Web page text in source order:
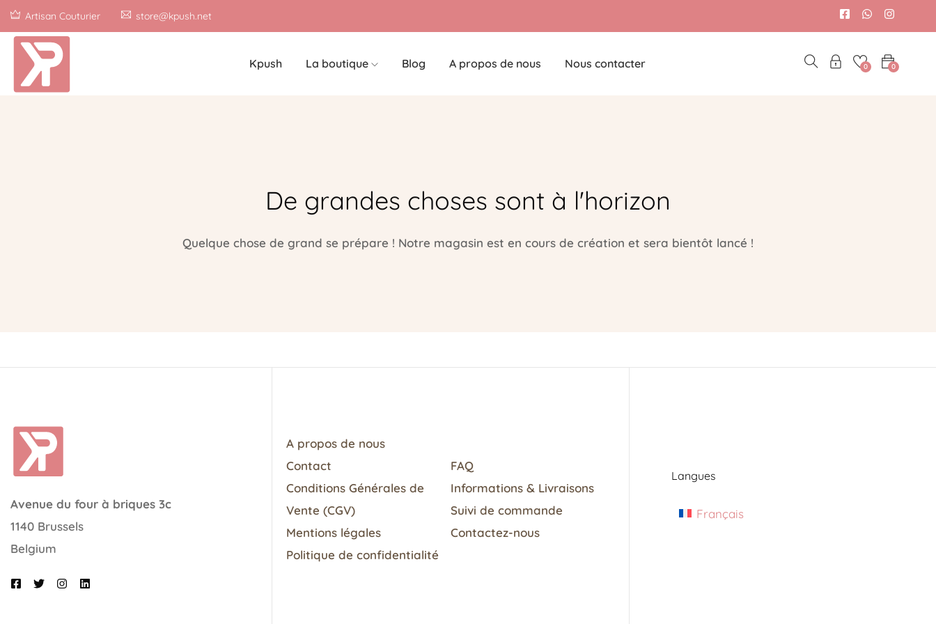
Artisan Couturier store@kpush.net
Kpush La boutique Blog A propos de nous Nous contacter 0
0
De grandes choses sont à l'horizon
Quelque chose de grand se prépare ! Notre magasin est en cours de création et sera bientôt lancé !
Avenue du four à briques 3c
1140 Brussels
Belgium
A propos de nous
Contact
Conditions Générales de
Vente (CGV)
Mentions légales
Politique de confidentialité
FAQ
Informations & Livraisons​
Suivi de commande
Contactez-nous
Langues
Français